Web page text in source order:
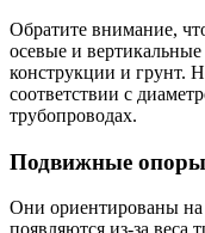
Обратите внимание,
осевые и
конструкции и грунт.
соответствии с
трубопроводах.
Подвижные опоры
Они ориентированы на